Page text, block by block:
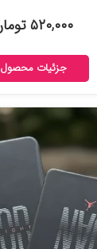
۵۲۰,۰۰۰ تومان
جزئیات محصول